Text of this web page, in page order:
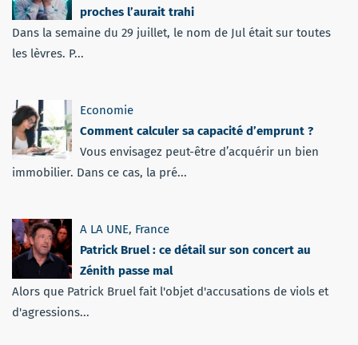
proches l’aurait trahi
Dans la semaine du 29 juillet, le nom de Jul était sur toutes
les lèvres. P...
Economie
Comment calculer sa capacité d’emprunt ?
Vous envisagez peut-être d’acquérir un bien
immobilier. Dans ce cas, la pré...
A LA UNE, France
Patrick Bruel : ce détail sur son concert au
Zénith passe mal
Alors que Patrick Bruel fait l'objet d'accusations de viols et
d'agressions...